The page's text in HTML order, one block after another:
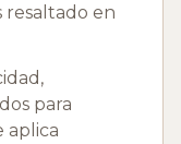
resaltado en
para
aplica